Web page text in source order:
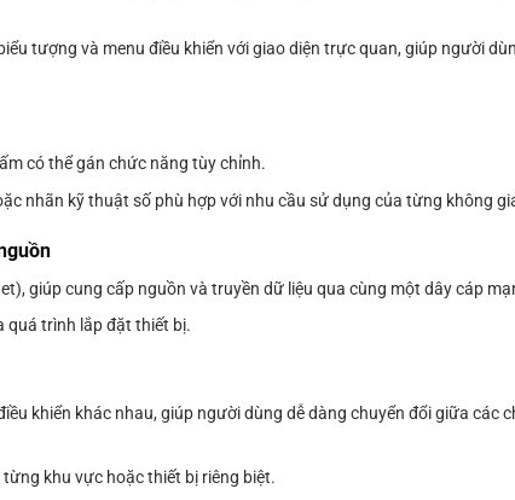
tượng và menu điều khiển với giao diện trực quan, giúp người
có thể gán chức năng tùy chỉnh.
nhãn kỹ thuật số phù hợp với nhu cầu sử dụng của từng không
giúp cung cấp nguồn và truyền dữ liệu qua cùng một dây cáp
quá trình lắp đặt thiết bị.
khiển khác nhau, giúp người dùng dễ dàng chuyển đổi giữa các
khu vực hoặc thiết bị riêng biệt.